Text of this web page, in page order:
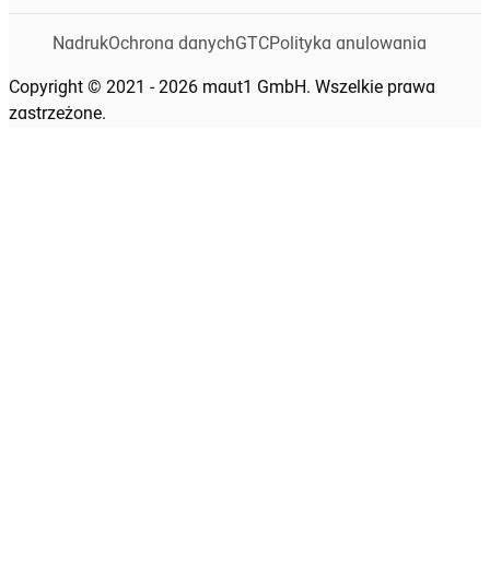
Copyright © 2021 - 2026 maut1 GmbH. Wszelkie prawa
zastrzeżone.
NadrukOchrona danychGTCPolityka anulowania